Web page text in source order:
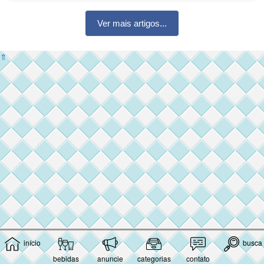
início
bebidas
anuncie categorias contato
busca
Ver mais artigos...
⇑